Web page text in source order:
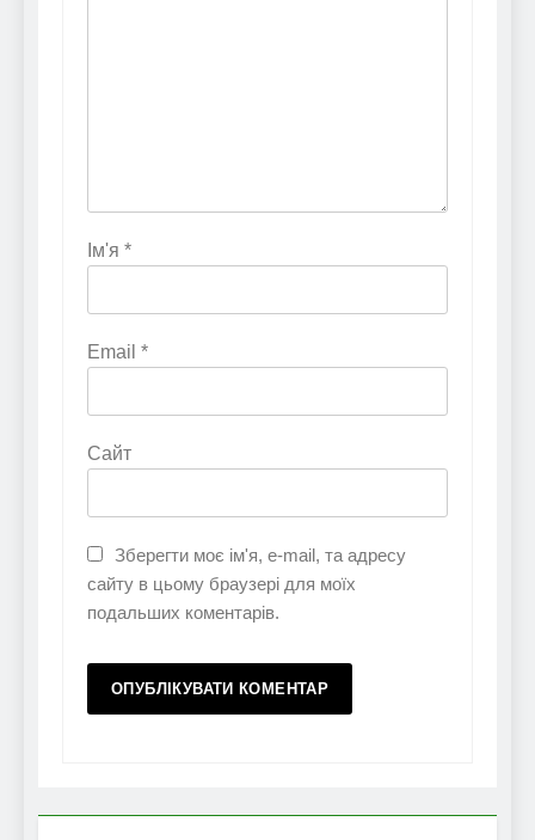
Ім'я *
Email *
Сайт
Зберегти моє ім'я, e-mail, та адресу
сайту в цьому браузері для моїх
подальших коментарів.